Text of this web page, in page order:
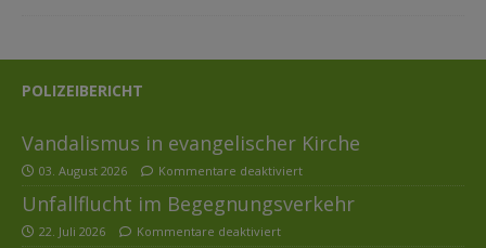
POLIZEIBERICHT
Vandalismus in evangelischer Kirche
03. August 2026 Kommentare deaktiviert
Unfallflucht im Begegnungsverkehr
22. Juli 2026 Kommentare deaktiviert